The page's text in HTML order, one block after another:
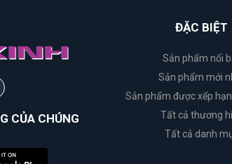
CỦA CHÚNG
ĐẶC BIỆT
Sản phẩm nổi
Sản phẩm mới
Sản phẩm được xếp
Tất cả thương
Tất cả danh